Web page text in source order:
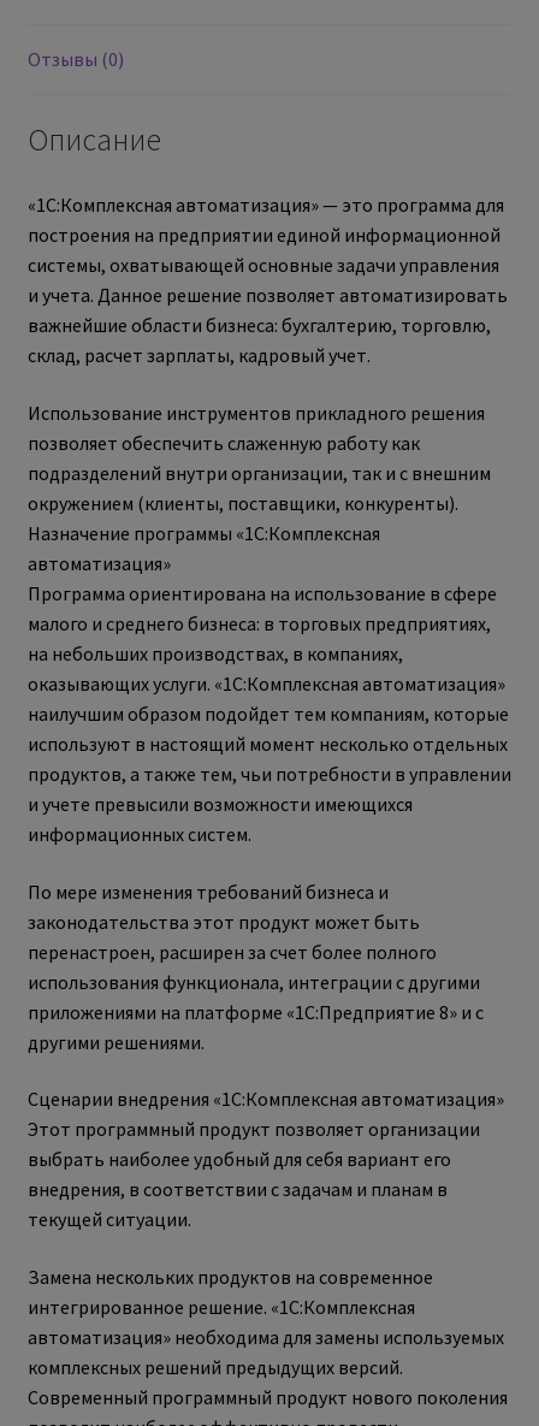
Отзывы (0)
Описание
«1С:Комплексная автоматизация» — это программа для
построения на предприятии единой информационной
системы, охватывающей основные задачи управления
и учета. Данное решение позволяет автоматизировать
важнейшие области бизнеса: бухгалтерию, торговлю,
склад, расчет зарплаты, кадровый учет.
Использование инструментов прикладного решения
позволяет обеспечить слаженную работу как
подразделений внутри организации, так и с внешним
окружением (клиенты, поставщики, конкуренты).
Назначение программы «1С:Комплексная
автоматизация»
Программа ориентирована на использование в сфере
малого и среднего бизнеса: в торговых предприятиях,
на небольших производствах, в компаниях,
оказывающих услуги. «1С:Комплексная автоматизация»
наилучшим образом подойдет тем компаниям, которые
используют в настоящий момент несколько отдельных
продуктов, а также тем, чьи потребности в управлении
и учете превысили возможности имеющихся
информационных систем.
По мере изменения требований бизнеса и
законодательства этот продукт может быть
перенастроен, расширен за счет более полного
использования функционала, интеграции с другими
приложениями на платформе «1С:Предприятие 8» и с
другими решениями.
Сценарии внедрения «1С:Комплексная автоматизация»
Этот программный продукт позволяет организации
выбрать наиболее удобный для себя вариант его
внедрения, в соответствии с задачам и планам в
текущей ситуации.
Замена нескольких продуктов на современное
интегрированное решение. «1С:Комплексная
автоматизация» необходима для замены используемых
комплексных решений предыдущих версий.
Современный программный продукт нового поколения